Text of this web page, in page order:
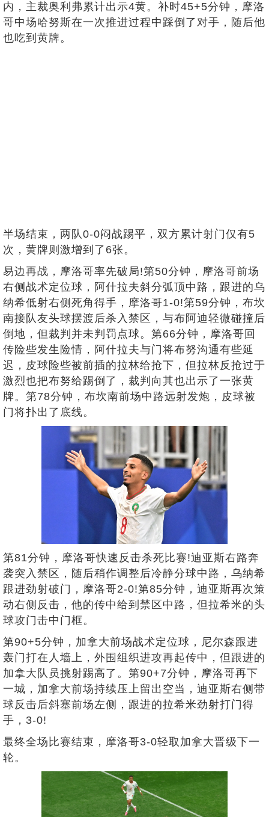
内，主裁奥利弗累计出示4黄。补时45+5分钟，摩洛
哥中场哈努斯在一次推进过程中踩倒了对手，随后他
也吃到黄牌。
半场结束，两队0-0闷战踢平，双方累计射门仅有5
次，黄牌则激增到了6张。
易边再战，摩洛哥率先破局!第50分钟，摩洛哥前场
右侧战术定位球，阿什拉夫斜分弧顶中路，跟进的乌
纳希低射右侧死角得手，摩洛哥1-0!第59分钟，布坎
南接队友头球摆渡后杀入禁区，与布阿迪轻微碰撞后
倒地，但裁判并未判罚点球。第66分钟，摩洛哥回
传险些发生险情，阿什拉夫与门将布努沟通有些延
迟，皮球险些被前插的拉林给抢下，但拉林反抢过于
激烈也把布努给踢倒了，裁判向其也出示了一张黄
牌。第78分钟，布坎南前场中路远射发炮，皮球被
门将扑出了底线。
第81分钟，摩洛哥快速反击杀死比赛!迪亚斯右路奔
袭突入禁区，随后稍作调整后冷静分球中路，乌纳希
跟进劲射破门，摩洛哥2-0!第85分钟，迪亚斯再次策
动右侧反击，他的传中给到禁区中路，但拉希米的头
球攻门击中门框。
第90+5分钟，加拿大前场战术定位球，尼尔森跟进
轰门打在人墙上，外围组织进攻再起传中，但跟进的
加拿大队员挑射踢高了。第90+7分钟，摩洛哥再下
一城，加拿大前场持续压上留出空当，迪亚斯右侧带
球反击后斜塞前场左侧，跟进的拉希米劲射打门得
手，3-0!
最终全场比赛结束，摩洛哥3-0轻取加拿大晋级下一
轮。